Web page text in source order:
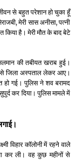
से बहुत परेशान हो चुका हूँ
मेरी सास अनीसा, पत्नी
है। मेरी मौत के बाद बेटे
की तबीयत खराब हुई।
जिला अस्पताल लेकर आए।
हो गई। पुलिस ने शव बरामद
कर दिया। पुलिस मामले में
विहार कॉलोनी में रहने वाले
कर ली। वह कुछ महीनों से